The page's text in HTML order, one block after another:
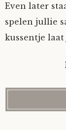
Even later
spelen jullie
kussentje